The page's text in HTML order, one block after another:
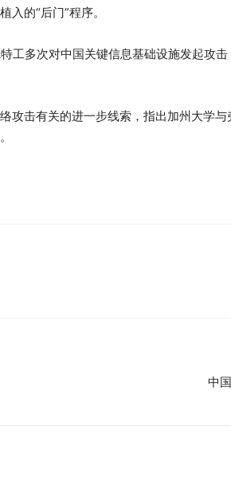
的“后门”程序。
工多次对中国关键信息基础设施发起攻
攻击有关的进一步线索，指出加州大学
中